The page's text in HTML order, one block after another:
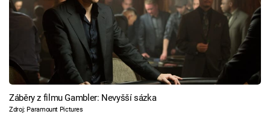
Záběry z filmu Gambler: Nevyšší sázka
Zdroj: Paramount Pictures